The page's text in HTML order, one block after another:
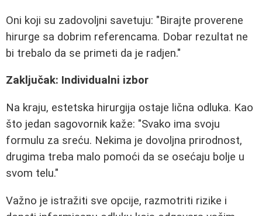
Oni koji su zadovoljni savetuju: "Birajte proverene
hirurge sa dobrim referencama. Dobar rezultat ne
bi trebalo da se primeti da je radjen."
Zaključak: Individualni izbor
Na kraju, estetska hirurgija ostaje lična odluka. Kao
što jedan sagovornik kaže: "Svako ima svoju
formulu za sreću. Nekima je dovoljna prirodnost,
drugima treba malo pomoći da se osećaju bolje u
svom telu."
Važno je istražiti sve opcije, razmotriti rizike i